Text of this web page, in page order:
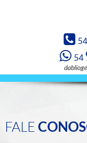
54
54
FALE